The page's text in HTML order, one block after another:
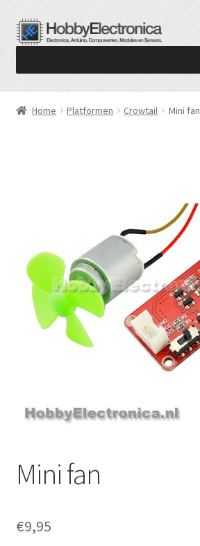
Ga
door
navigatie
Ga
naar
inhoud
Home Platformen Crowtail Mini fan
Mini fan
€9,95